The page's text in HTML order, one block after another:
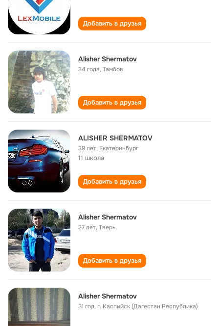
Добавить в друзья
Alisher Shermatov
34 года,Тамбов
Добавить в друзья
ALISHER SHERMATOV
39 лет, Екатеринбург
11 школа
Добавить в друзья
Alisher Shermatov
27 лет,Тверь
Добавить в друзья
Alisher Shermatov
31 год,г. Каспийск (Дагестан Республика)